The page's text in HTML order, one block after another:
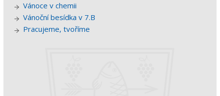
Vánoce v chemii
Vánoční besídka v 7.B
Pracujeme, tvoříme